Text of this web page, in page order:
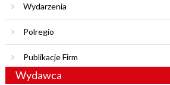
Wydarzenia
Polregio
Publikacje Firm
Wydawca